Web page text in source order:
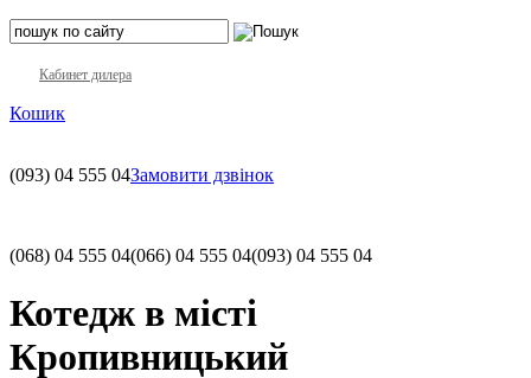
Кабинет дилера
Кошик
(093) 04 555 04Замовити дзвінок
(068) 04 555 04(066) 04 555 04(093) 04 555 04
Котедж в місті
Кропивницький